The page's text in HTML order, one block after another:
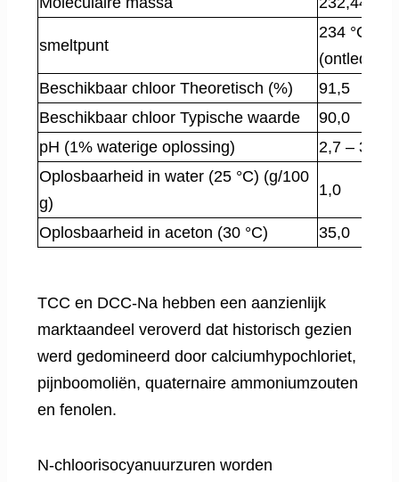
smeltpunt
234 °C
(ontleding)
Beschikbaar chloor Theoretisch (%)
91,5
Beschikbaar chloor Typische waarde
90,0
pH (1% waterige oplossing)
2,7 – 3,3
Oplosbaarheid in water (25 °C) (g/100
g)
1,0
Oplosbaarheid in aceton (30 °C) 35,0
TCC en DCC-Na hebben een aanzienlijk
marktaandeel veroverd dat historisch gezien
werd gedomineerd door calciumhypochloriet,
pijnboomoliën, quaternaire ammoniumzouten
en fenolen.
N-chloorisocyanuurzuren worden